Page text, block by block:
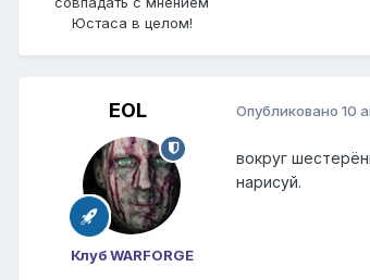
Юстаса в целом!
EOL
Клуб WARFORGE
Опубликовано 10
вокруг
нарисуй.